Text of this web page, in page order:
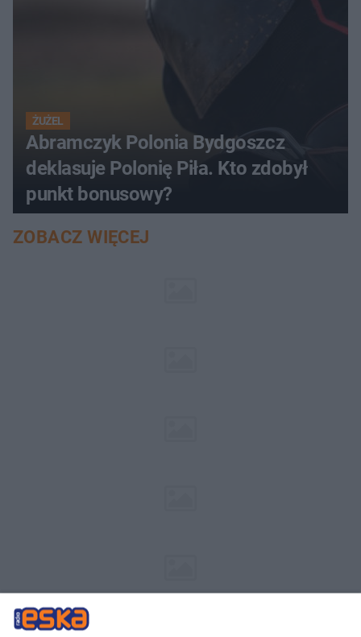
ŻUŻEL
Abramczyk Polonia Bydgoszcz
deklasuje Polonię Piła. Kto zdobył
punkt bonusowy?
ZOBACZ WIĘCEJ